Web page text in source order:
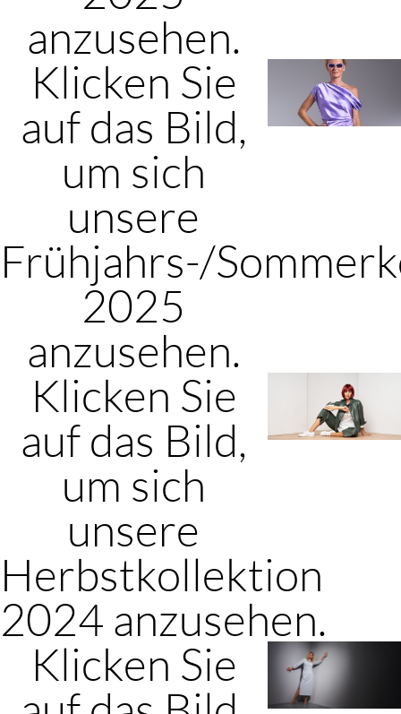
anzusehen.
Klicken Sie
auf das Bild,
um sich
unsere
Frühjahrs-/
2025
anzusehen.
Klicken Sie
auf das Bild,
um sich
unsere
Herbstkollektion
2024 anzusehen.
Klicken Sie